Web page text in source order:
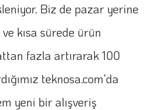
Biz de pazar yerine
kısa sürede ürün
fazla artırarak 100
teknosa.com’da
yeni bir alışveriş